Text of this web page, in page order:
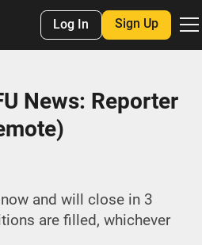
Log In Sign Up
News: Reporter
and will close in 3
are filled, whichever